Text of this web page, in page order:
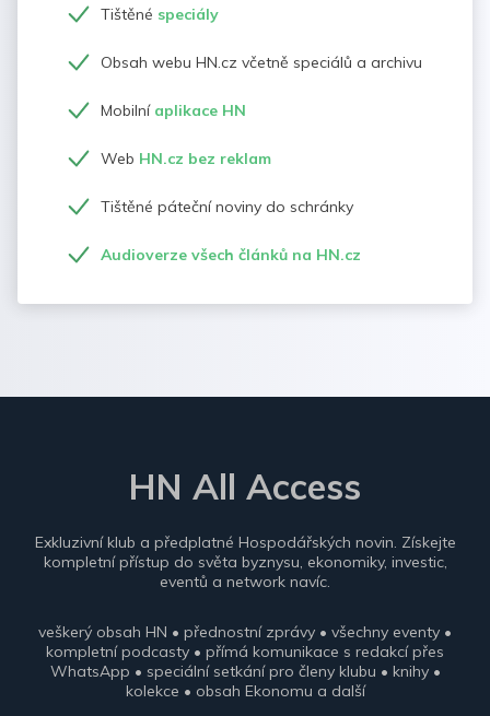
Tištěné speciály
Obsah webu HN.cz včetně speciálů a archivu
Mobilní aplikace HN
Web HN.cz bez reklam
Tištěné páteční noviny do schránky
Audioverze všech článků na HN.cz
HN All Access
Exkluzivní klub a předplatné Hospodářských novin. Získejte
kompletní přístup do světa byznysu, ekonomiky, investic,
eventů a network navíc.
veškerý obsah HN • přednostní zprávy • všechny eventy •
kompletní podcasty • přímá komunikace s redakcí přes
WhatsApp • speciální setkání pro členy klubu • knihy •
kolekce • obsah Ekonomu a další